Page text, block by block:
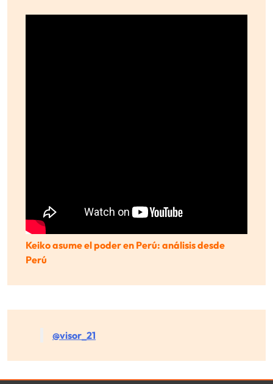
Keiko asume el poder en Perú: análisis desde
Perú
@visor_21